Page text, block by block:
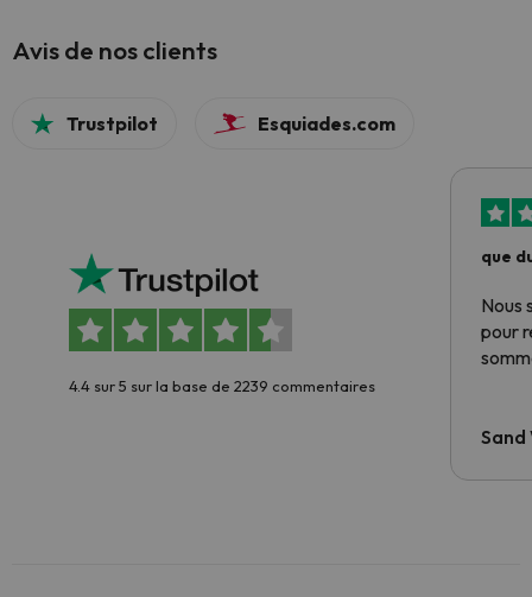
Avis de nos clients
Trustpilot Esquiades.com
4.4 sur 5 sur la base de 2239 commentaires
que
Nous
pour
Sand